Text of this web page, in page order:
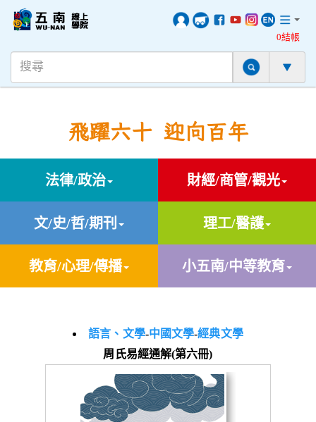
0結帳
飛躍六十 迎向百年
法律/政治 財經/商管/觀光
文/史/哲/期刊 理工/醫護
教育/心理/傳播 小五南/中等教育
語言、文學-中國文學-經典文學
周氏易經通解(第六冊)